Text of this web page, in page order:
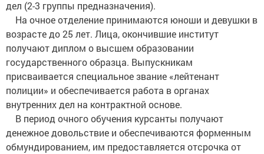
дел (2-3 группы предназначения).
На очное отделение принимаются юноши и девушки в
возрасте до 25 лет. Лица, окончившие институт
получают диплом о высшем образовании
государственного образца. Выпускникам
присваивается специальное звание «лейтенант
полиции» и обеспечивается работа в органах
внутренних дел на контрактной основе.
В период очного обучения курсанты получают
денежное довольствие и обеспечиваются форменным
обмундированием, им предоставляется отсрочка от